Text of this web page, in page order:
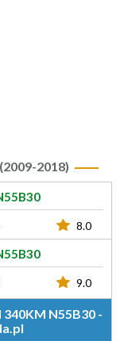
2018)
8.0
9.0
N55B30 -